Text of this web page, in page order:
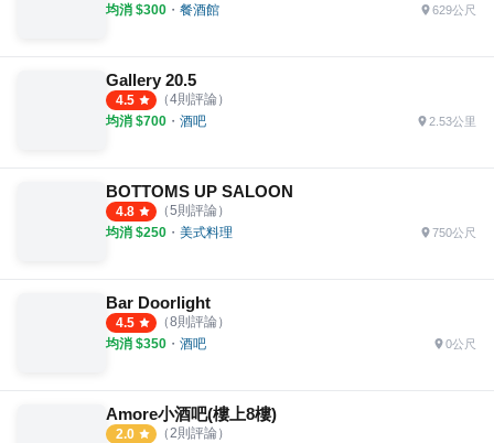
均消 $300 ・ 餐酒館 629公尺
Gallery 20.5
4.5 （4則評論）
均消 $700 ・ 酒吧 2.53公里
BOTTOMS UP SALOON
4.8 （5則評論）
均消 $250 ・ 美式料理 750公尺
Bar Doorlight
4.5 （8則評論）
均消 $350 ・ 酒吧 0公尺
Amore小酒吧(樓上8樓)
2.0 （2則評論）